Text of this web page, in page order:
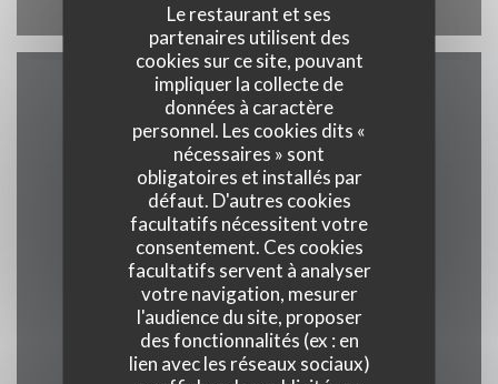
Le restaurant et ses
partenaires utilisent des
cookies sur ce site, pouvant
impliquer la collecte de
données à caractère
personnel. Les cookies dits «
nécessaires » sont
obligatoires et installés par
défaut. D'autres cookies
facultatifs nécessitent votre
consentement. Ces cookies
facultatifs servent à analyser
votre navigation, mesurer
l'audience du site, proposer
des fonctionnalités (ex : en
lien avec les réseaux sociaux)
localisation.
Autoriser
Infos pratiques
Cuisine
Fait maison, Produits frais, Traditionnel
Type de restaurant
Bistrot